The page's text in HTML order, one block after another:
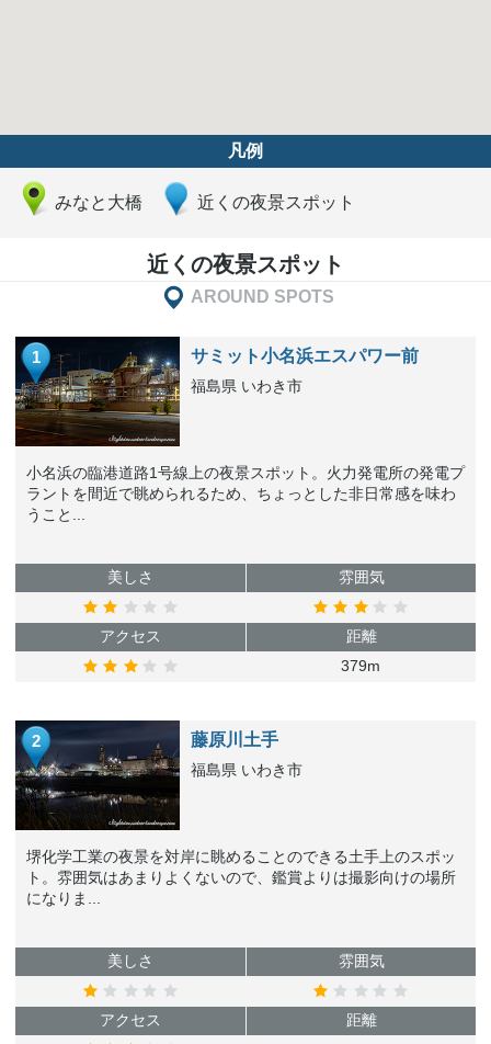
凡例
みなと大橋 近くの夜景スポット
近くの夜景スポット
AROUND SPOTS
1 サミット小名浜エスパワー前
福島県 いわき市
小名浜の臨港道路1号線上の夜景スポット。火力発電所の発電プ
ラントを間近で眺められるため、ちょっとした非日常感を味わ
うこと...
美しさ 雰囲気
アクセス
距離
379m
2 藤原川土手
福島県 いわき市
堺化学工業の夜景を対岸に眺めることのできる土手上のスポッ
ト。雰囲気はあまりよくないので、鑑賞よりは撮影向けの場所
になりま...
美しさ 雰囲気
アクセス
距離